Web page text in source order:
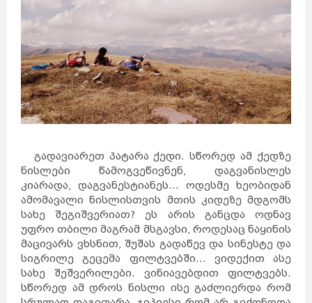
გადავიარეთ პატარა ქედი. სწორედ ამ ქედზე
ნისლები წამოგვეწივნენ, დაგვანისლეს
კიარადა, დაგვანესტიანეს... ოდესმე ხეობიდან
ამომავალი ნისლისთვის მთის კიდეზე მდგომს
სახე შეგიშვერიათ? ეს არის განცდა ოდნავ
უფრო თბილი მაგრამ მსგავსი, როდესაც ნაყინის
მაცივარს ვხსნით, შუშას გადაწევ და სინესტე და
სიგრილე გეცემა ფილტვებში... ვიდექით ასე
სახე შეშვერილები. ვინიავებდით ფილტვებს.
სწორედ ამ დროს ნისლი ისე გაძლიერდა რომ